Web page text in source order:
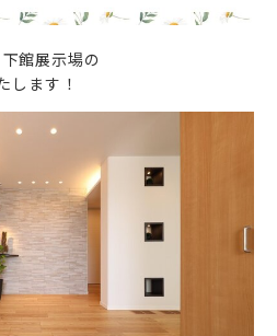
館展示場の
ます！